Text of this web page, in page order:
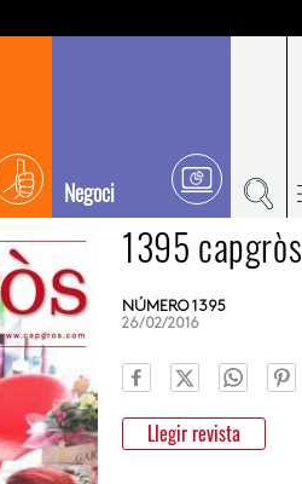
Negoci
1395 capgròs
NÚMERO 1395
26/02/2016
Llegir revista